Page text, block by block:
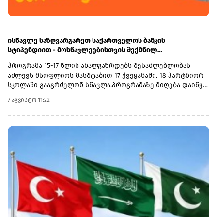
ისწავლე საზღვარგარეთ საქართველოს ბანკის
სტიპენდიით - მოსწავლეებისთვის შექმნილ
პროგრამა 15-17 წლის ახალგაზრდებს შესაძლებლობას
აძლევს მსოფლიოს მასშტაბით 17 ქვეყანაში, 18 პარტნიორ
სკოლაში გააგრძელონ სწავლა.პროგრამაზე მიღება დაიწყო
ეწვიეთ ვებგვერდს. ინფორმაციისთვის, გაერთიანებული
მსოფლიო სკოლები (UWC) წარმოადგენს საერთაშორისო
რომლის მიზანია, განათლება გამოიყენოს როგორც ძალა
გზით შეუწყოს ხელი მშვიდობიანი და მდგრადი მომავლის
შექმნას. UWC მსოფლიოს სხვადასხვა კონტინენტის 18
საერთაშორისო სკოლასა და კოლეჯს აერთიანებს.
პროგრამის ფარგლებში სწავლება მიმდინარეობს 17
სხვადასხვა ქვეყანაში, მათ შორის − კანადაში, აშშ-ში,
ჩინეთში, იაპონიაში, ტაილანდში, გერმანიასა და
იტალიაში.საქართველოს ბანკმა UWC Georgia-სთან
7 აგვისტო 11:22